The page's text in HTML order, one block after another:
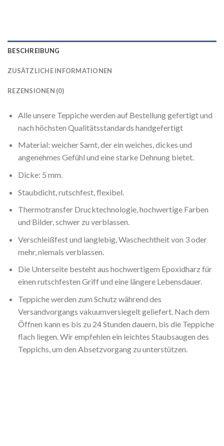
BESCHREIBUNG
ZUSÄTZLICHE INFORMATIONEN
REZENSIONEN (0)
Alle unsere Teppiche werden auf Bestellung gefertigt und
nach höchsten Qualitätsstandards handgefertigt
Material: weicher Samt, der ein weiches, dickes und
angenehmes Gefühl und eine starke Dehnung bietet.
Dicke: 5 mm.
Staubdicht, rutschfest, flexibel.
Thermotransfer Drucktechnologie, hochwertige Farben
und Bilder, schwer zu verblassen.
Verschleißfest und langlebig, Waschechtheit von 3 oder
mehr, niemals verblassen.
Die Unterseite besteht aus hochwertigem Epoxidharz für
einen rutschfesten Griff und eine längere Lebensdauer.
Teppiche werden zum Schutz während des
Versandvorgangs vakuumversiegelt geliefert. Nach dem
Öffnen kann es bis zu 24 Stunden dauern, bis die Teppiche
flach liegen. Wir empfehlen ein leichtes Staubsaugen des
Teppichs, um den Absetzvorgang zu unterstützen.